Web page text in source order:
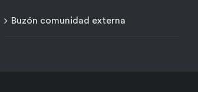
Buzón comunidad externa